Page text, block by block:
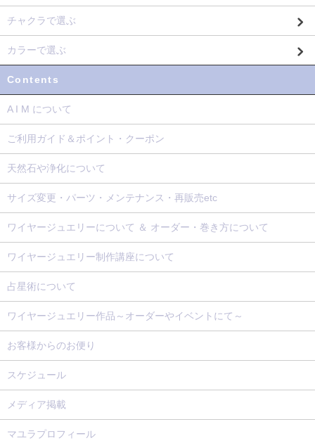
チャクラで選ぶ
カラーで選ぶ
Contents
A I M について
ご利用ガイド＆ポイント・クーポン
天然石や浄化について
サイズ変更・パーツ・メンテナンス・再販売etc
ワイヤージュエリーについて ＆ オーダー・巻き方について
ワイヤージュエリー制作講座について
占星術について
ワイヤージュエリー作品～オーダーやイベントにて～
お客様からのお便り
スケジュール
メディア掲載
マユラプロフィール